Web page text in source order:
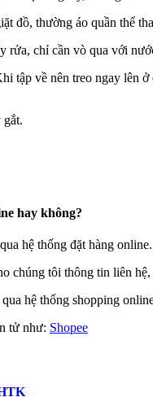
đồ, thường áo quần thể
rửa, chỉ cần vò qua với
tập về nên treo ngay lên
gắt.
hay không?
hệ thống đặt hàng
chúng tôi thông tin liên
hệ thống shopping
tử như: Shopee